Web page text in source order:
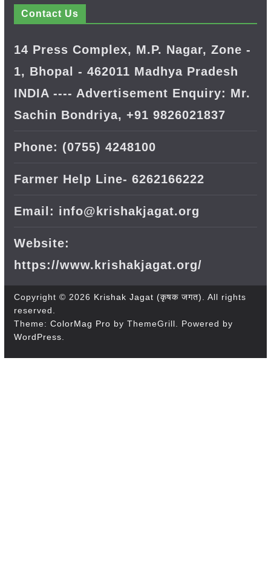
Contact Us
14 Press Complex, M.P. Nagar, Zone -
1, Bhopal - 462011 Madhya Pradesh
INDIA ---- Advertisement Enquiry: Mr.
Sachin Bondriya, +91 9826021837
Phone: (0755) 4248100
Farmer Help Line- 6262166222
Email: info@krishakjagat.org
Website:
https://www.krishakjagat.org/
Copyright © 2026 Krishak Jagat (कृषक जगत)
. All rights
reserved.
Theme: ColorMag Pro by ThemeGrill. Powered by
WordPress